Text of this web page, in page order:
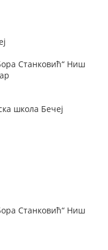
Станковић“ Ниш
школа Бечеј
Станковић“ Ниш